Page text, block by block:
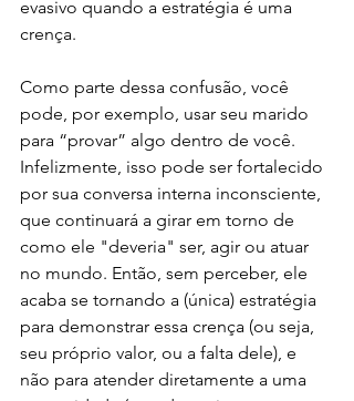
evasivo quando a estratégia é uma
crença.
Como parte dessa confusão, você
pode, por exemplo, usar seu marido
para “provar” algo dentro de você.
Infelizmente, isso pode ser fortalecido
por sua conversa interna inconsciente,
que continuará a girar em torno de
como ele "deveria" ser, agir ou atuar
no mundo. Então, sem perceber, ele
acaba se tornando a (única) estratégia
para demonstrar essa crença (ou seja,
seu próprio valor, ou a falta dele), e
não para atender diretamente a uma